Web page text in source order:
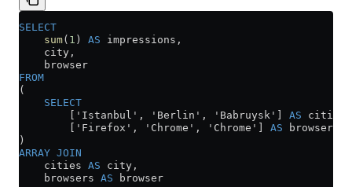
SELECT
    sum
( 1 ) AS impressions,
    city,
    browser
FROM
(
    SELECT
        ['Istanbul', 'Berlin', 'Babruysk']
AS cities,
        ['Firefox', 'Chrome', 'Chrome']
AS browsers
)
ARRAY JOIN
    cities
AS city,
    browsers
AS browser